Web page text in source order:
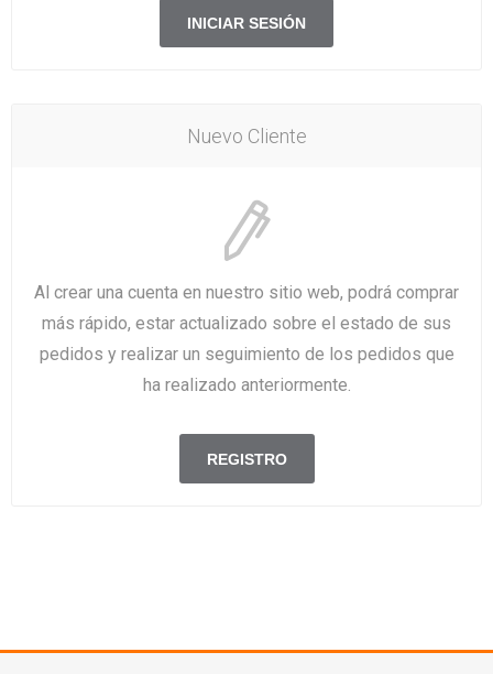
Nuevo Cliente
Al crear una cuenta en nuestro sitio web, podrá comprar
más rápido, estar actualizado sobre el estado de sus
pedidos y realizar un seguimiento de los pedidos que
ha realizado anteriormente.